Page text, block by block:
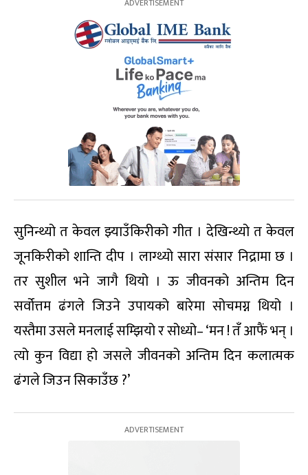
सुनिन्थ्यो त केवल झ्याउँकिरीको गीत । देखिन्थ्यो त केवल
जूनकिरीको शान्ति दीप । लाग्थ्यो सारा संसार निद्रामा छ ।
तर सुशील भने जागै थियो । ऊ जीवनको अन्तिम दिन
सर्वोत्तम ढंगले जिउने उपायको बारेमा सोचमग्न थियो ।
यस्तैमा उसले मनलाई सम्झियो र सोध्यो– ‘मन ! तँ आफैं भन् ।
त्यो कुन विद्या हो जसले जीवनको अन्तिम दिन कलात्मक
ढंगले जिउन सिकाउँछ ?’